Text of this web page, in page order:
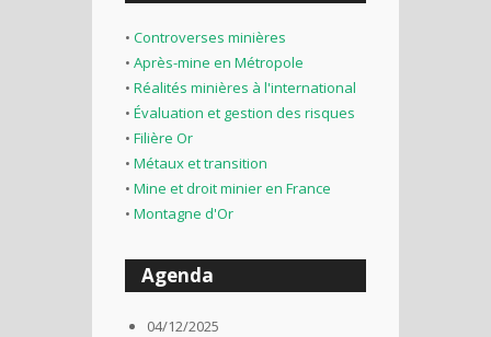
• Controverses minières
• Après-mine en Métropole
• Réalités minières à l'international
• Évaluation et gestion des risques
• Filière Or
• Métaux et transition
• Mine et droit minier en France
• Montagne d'Or
Agenda
04/12/2025